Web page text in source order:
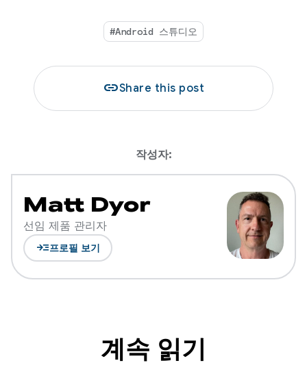
#Android 스튜디오
linkShare this post
작성자:
Matt Dyor
선임 제품 관리자
read_more프로필 보기
계속 읽기